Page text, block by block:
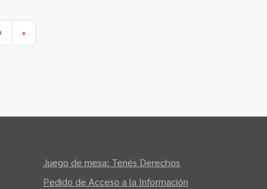
»
Juego de mesa: Tenés Derechos
Pedido de Acceso a la Información